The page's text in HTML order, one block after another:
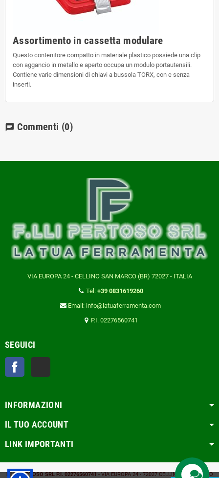
Assortimento in cassetta modulare
Questo contenitore compatto in materiale plastico possiede una clip
con aggancio in metallo e aperto occupa un modulo portautensili.
Contiene varie dimensioni di chiavi a bussola TORX, con e senza
inserti.
chat Commenti (0)
VIA EUROPA 24 - CELLINO SAN MARCO (BR) 72027 - ITALIA
Tel: +39 0831619260
Email: info@latuaferramenta.com
P.I. 02276560741
SEGUICI
INFORMAZIONI
IL TUO ACCOUNT
LINK IMPORTANTI
F.LLI PERTOSO SRLP.I. 02276560741- VIA EUROPA 24 - 72027 CELLINO SAN MARCO